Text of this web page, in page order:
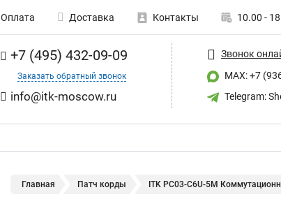
Оплата Доставка Контакты 10.00 -
+7 (495) 432-09-09
Заказать обратный звонок
info@itk-moscow.ru
Звонок
MAX: +7
Telegram:
Главная Патч корды ITK PC03-C6U-5M